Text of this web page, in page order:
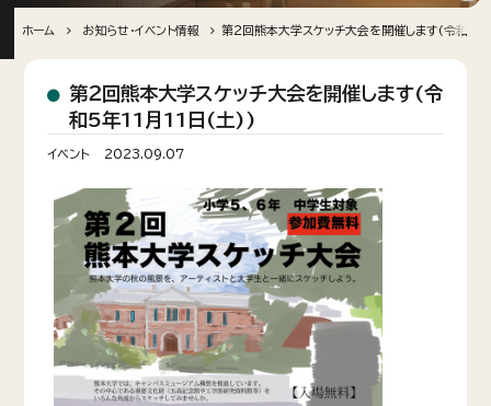
ホーム お知らせ・イベント情報 第２回熊本大学スケッチ大会を開催します(令和5
第２回熊本大学スケッチ大会を開催します(令
和5年11月11日(土))
イベント 2023.09.07
キャンパス（熊本大学）の歴史
施設のご案内
デジタルアーカイブ
お知らせ・イベント情報
寄附のご案内
お問い合わせ